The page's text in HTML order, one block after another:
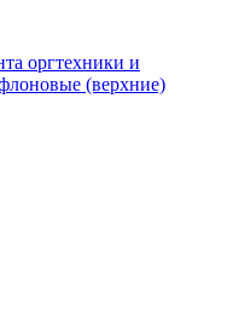
оргтехники и
(верхние)